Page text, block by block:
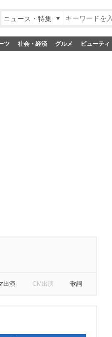
ニュース・特集
ツ 社会・経済 グルメ ビューティ
出演 CM出演 歌詞